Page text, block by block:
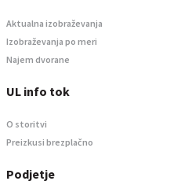
Aktualna izobraževanja
Izobraževanja po meri
Najem dvorane
UL info tok
O storitvi
Preizkusi brezplačno
Podjetje